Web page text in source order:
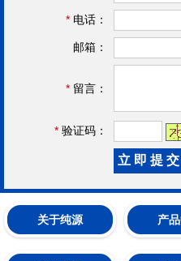
* 电话：
邮箱：
* 留言：
* 验证码：
关于纯源 产